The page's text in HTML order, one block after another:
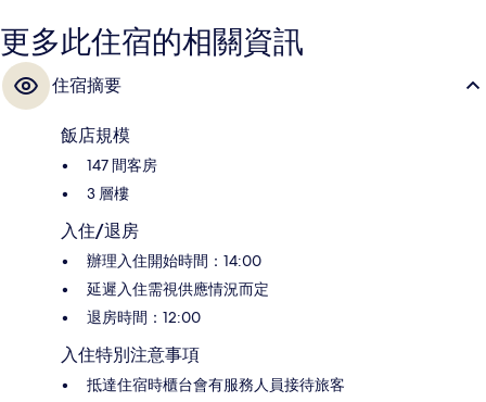
更多此住宿的相關資訊
住宿摘要
飯店規模
147 間客房
3 層樓
入住/退房
辦理入住開始時間：14:00
延遲入住需視供應情況而定
退房時間：12:00
入住特別注意事項
抵達住宿時櫃台會有服務人員接待旅客